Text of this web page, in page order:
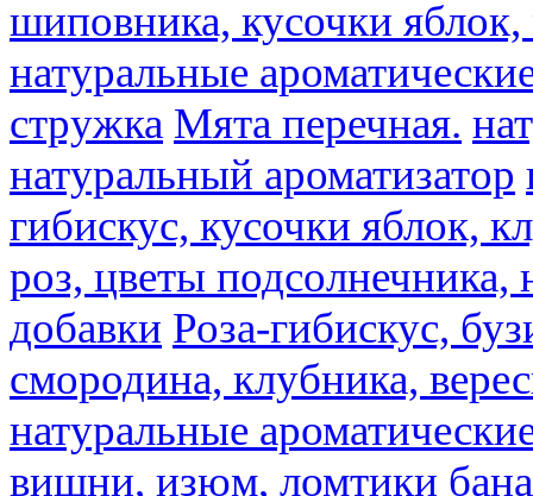
шиповника, кусочки
натуральные
стружка Мята перечная.
натуральный ароматизатор
гибискус, кусочки яблок,
роз, цветы подсолнечника,
добавки Роза-гибискус,
смородина, клубника,
натуральные
вишни, изюм, ломтики